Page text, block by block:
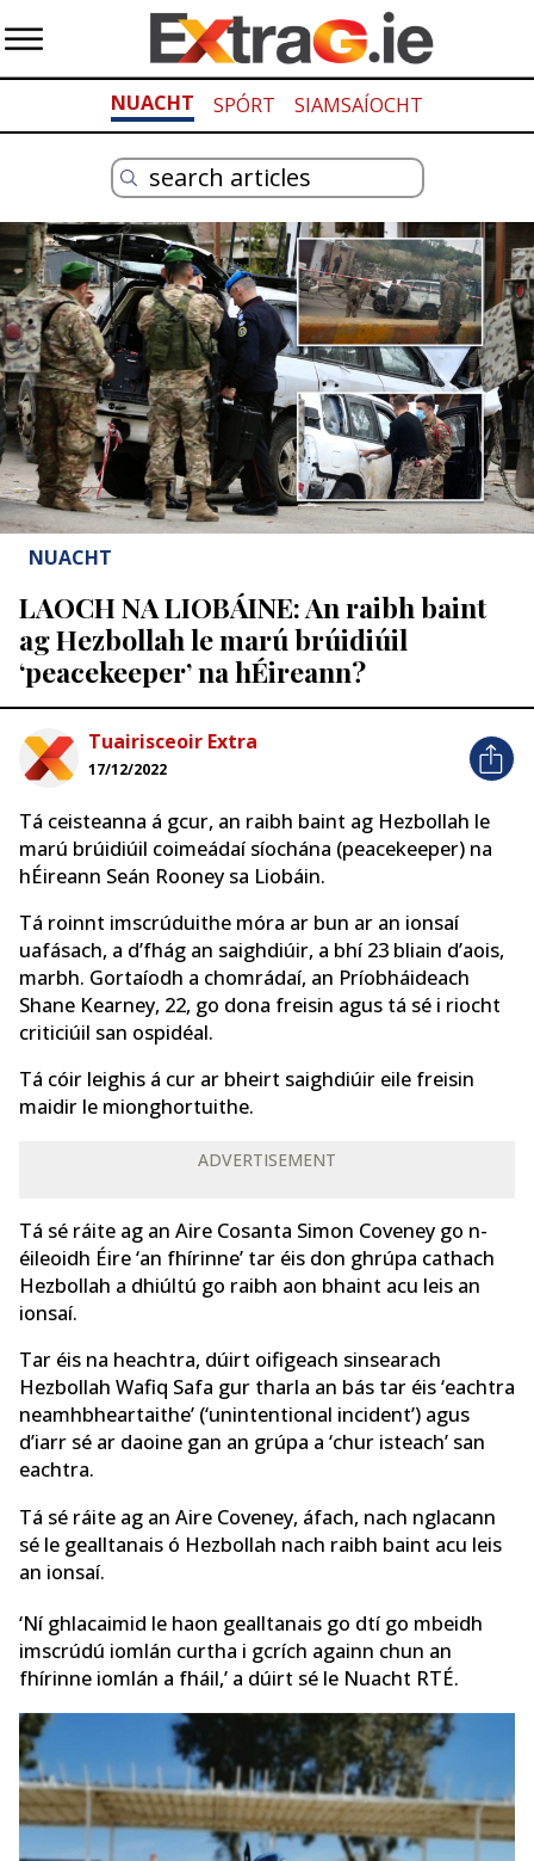
NUACHT SPÓRT SIAMSAÍOCHT
NUACHT
LAOCH NA LIOBÁINE: An raibh baint
ag Hezbollah le marú brúidiúil
‘peacekeeper’ na hÉireann?
Tuairisceoir Extra
17/12/2022
Tá ceisteanna á gcur, an raibh baint ag Hezbollah le
marú brúidiúil coimeádaí síochána (peacekeeper) na
hÉireann Seán Rooney sa Liobáin.
Tá roinnt imscrúduithe móra ar bun ar an ionsaí
uafásach, a d’fhág an saighdiúir, a bhí 23 bliain d’aois,
marbh. Gortaíodh a chomrádaí, an Príobháideach
Shane Kearney, 22, go dona freisin agus tá sé i riocht
criticiúil san ospidéal.
Tá cóir leighis á cur ar bheirt saighdiúir eile freisin
maidir le mionghortuithe.
ADVERTISEMENT
Tá sé ráite ag an Aire Cosanta Simon Coveney go n-
éileoidh Éire ‘an fhírinne’ tar éis don ghrúpa cathach
Hezbollah a dhiúltú go raibh aon bhaint acu leis an
ionsaí.
Tar éis na heachtra, dúirt oifigeach sinsearach
Hezbollah Wafiq Safa gur tharla an bás tar éis ‘eachtra
neamhbheartaithe’ (‘unintentional incident’) agus
d’iarr sé ar daoine gan an grúpa a ‘chur isteach’ san
eachtra.
Tá sé ráite ag an Aire Coveney, áfach, nach nglacann
sé le gealltanais ó Hezbollah nach raibh baint acu leis
an ionsaí.
‘Ní ghlacaimid le haon gealltanais go dtí go mbeidh
imscrúdú iomlán curtha i gcrích againn chun an
fhírinne iomlán a fháil,’ a dúirt sé le Nuacht RTÉ.